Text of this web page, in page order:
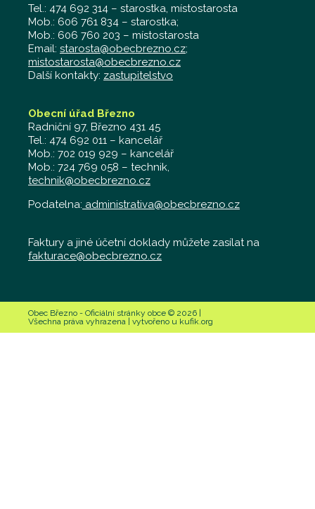
Tel.: 474 692 314 – starostka, místostarosta
Mob.: 606 761 834 – starostka;
Mob.: 606 760 203 – místostarosta
Email: starosta@obecbrezno.cz;
mistostarosta@obecbrezno.cz
Další kontakty: zastupitelstvo
Obecní úřad Březno
Radniční 97, Březno 431 45
Tel.: 474 692 011 – kancelář
Mob.: 702 019 929 – kancelář
Mob.: 724 769 058 – technik,
technik@obecbrezno.cz
Podatelna: administrativa@obecbrezno.cz
Faktury a jiné účetní doklady můžete zasílat na
fakturace@obecbrezno.cz
Obec Březno - Oficiální stránky obce © 2026 |
Všechna práva vyhrazena | vytvořeno u kufik.org